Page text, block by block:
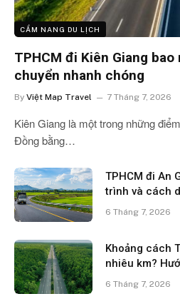
CẨM NANG DU LỊCH
TPHCM đi Kiên Giang
chuyển nhanh chóng
By Việt Map Travel 7 Tháng 7, 2026
Kiên Giang là một trong những
Đồng bằng…
TPHCM đi An
trình và cách
6 Tháng 7, 2026
Khoảng cách
nhiêu km?
6 Tháng 7, 2026